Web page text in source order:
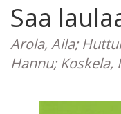
Saa
Arola, Aila;
Hannu; Koskela,